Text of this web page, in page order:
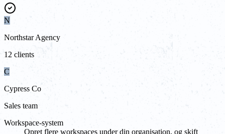
N
Northstar Agency
12 clients
C
Cypress Co
Sales team
Workspace-system
Opret flere workspaces under din organisation, og skift